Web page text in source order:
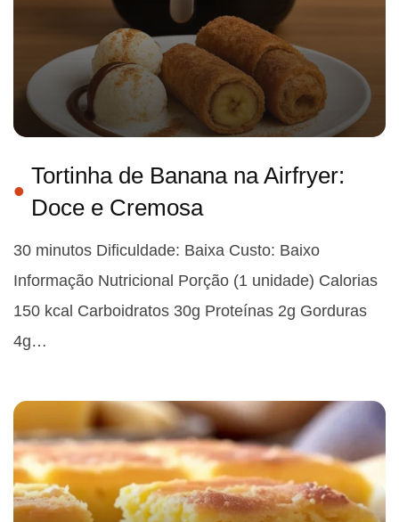
Tortinha de Banana na Airfryer:
Doce e Cremosa
30 minutos Dificuldade: Baixa Custo: Baixo
Informação Nutricional Porção (1 unidade) Calorias
150 kcal Carboidratos 30g Proteínas 2g Gorduras
4g…